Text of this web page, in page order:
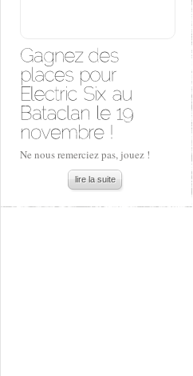
Ne nous remerciez pas, jouez !
lire la suite